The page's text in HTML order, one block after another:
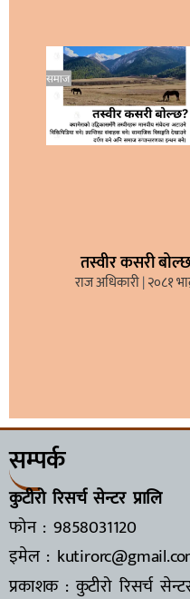
तस्वीर कसरी
राज अधिकारी २०८१
सम्पर्क
कुटीरो रिसर्च सेन्टर प्रालि
फोन : 9858031120
इमेल :
प्रकाशक : कुटीरो रिसर्च